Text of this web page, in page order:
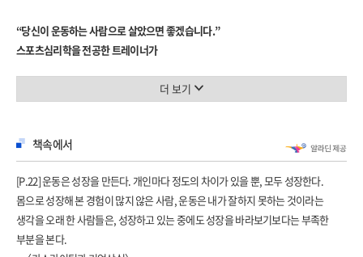
3장 우리는 서로 가르치고 배우지
책을 많이 읽네요?
더 나은 삶을 위한 식사 1-천천히 먹기
번역
기분의 값
즐겁고 행복하게 나아가기
더 나은 삶을 위한 식사 2-16시간 단식
아기를 데려가도 될까요?
“당신이 운동하는 사람으로 살았으면 좋겠습니다.”
스포츠심리학을 전공한 트레이너가
분야에서 트레이너로 일해 왔으며, 팟캐스트 ‘여둘톡’의 ‘트레토로’로도 알려진
박정은 트레이너의 두 번째 에세이. 《우리는 운동을 너무 진지하게 생각하지》는
운동을 너무 어렵게 생각하는 이들에게 건네는 운동 멘탈 지침서이다.
저자는 스포츠심리학을 전공하면서 아이, 노인, 국가대표까지 다양한 몸을 가진
사람들을 만났다. 그 과정에서 운동을 못하는 사람은 몸으로 성장해 본 경험이
없기에 주저하고 포기하기 쉽고, 그런 사람에게는 운동을 편하게 여기는 법을
더 보기
책속에서
[P.22] 운동은 성장을 만든다. 개인마다 정도의 차이가 있을 뿐, 모두 성장한다.
몸으로 성장해 본 경험이 많지 않은 사람, 운동은 내가 잘하지 못하는 것이라는
생각을 오래 한 사람들은, 성장하고 있는 중에도 성장을 바라보기보다는 부족한
부분을 본다.